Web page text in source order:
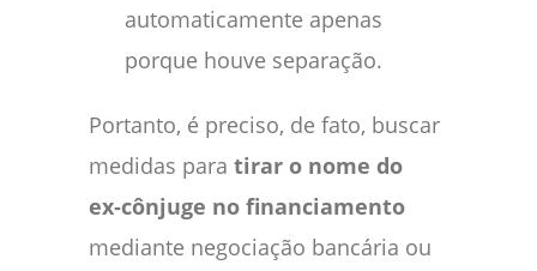
automaticamente apenas
porque houve separação.
Portanto, é preciso, de fato, buscar
medidas para tirar o nome do
ex‑cônjuge no financiamento
mediante negociação bancária ou